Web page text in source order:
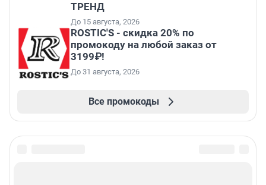
ТРЕНД
До 15 августа, 2026
ROSTIC'S - скидка 20% по
промокоду на любой заказ от
3199₽!
До 31 августа, 2026
Все промокоды